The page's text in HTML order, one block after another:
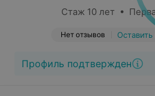
Стаж 10 лет •
Нет отзывов
Профиль подтвержден